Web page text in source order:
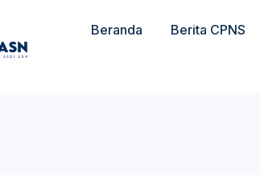
Beranda Berita CPNS